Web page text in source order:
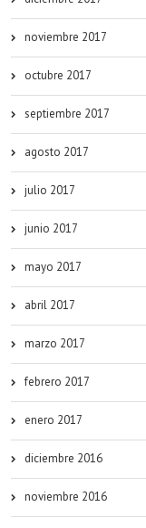
noviembre 2017
octubre 2017
septiembre 2017
agosto 2017
julio 2017
junio 2017
mayo 2017
abril 2017
marzo 2017
febrero 2017
enero 2017
diciembre 2016
noviembre 2016